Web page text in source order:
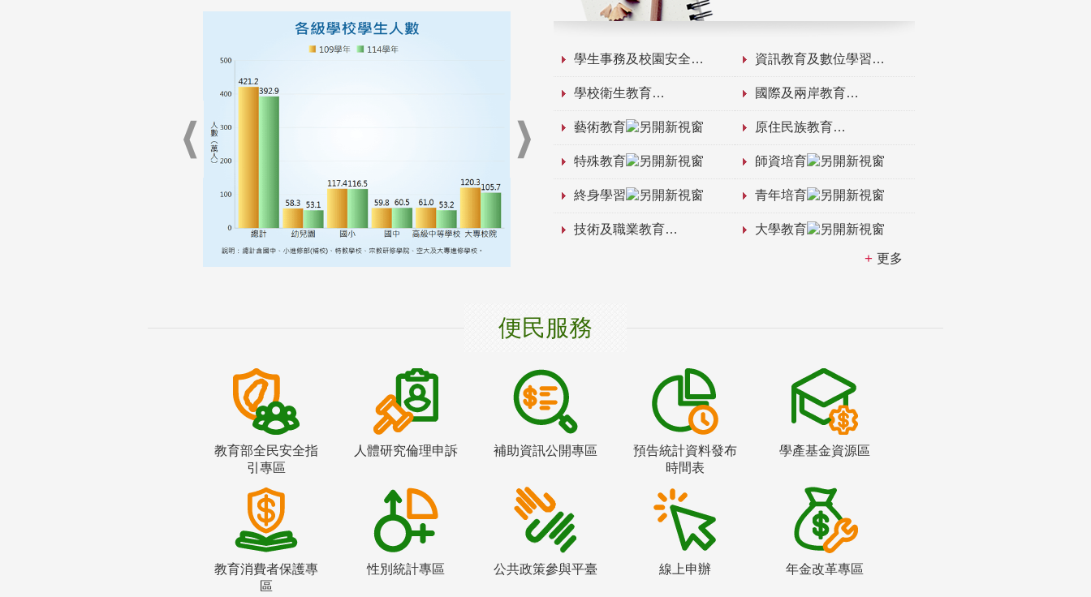
學生事務及校園安全 資訊教育及數位學習
學校衛生教育 國際及兩岸教育
藝術教育 原住民族教育
特殊教育 師資培育
終身學習 青年培育
技術及職業教育 大學教育
更多
便民服務
教育部全民安全指
引專區
人體研究倫理申訴 補助資訊公開專區
預告統計資料發布
時間表
學產基金資源區
教育消費者保護專
區
性別統計專區 公共政策參與平臺 線上申辦 年金改革專區